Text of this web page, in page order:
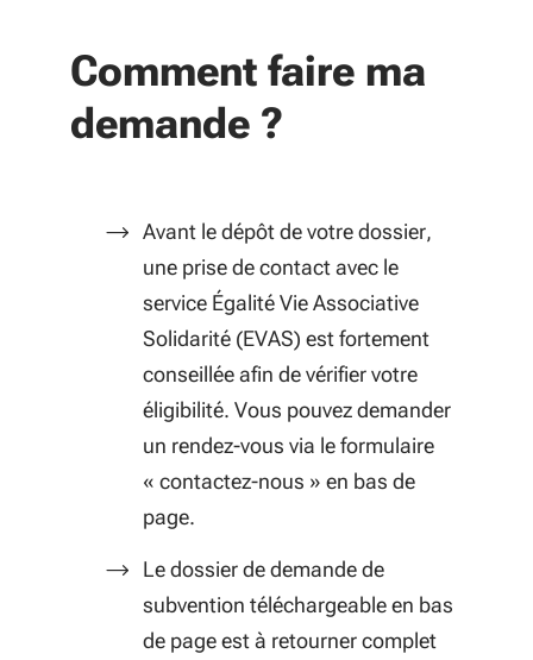
Comment faire ma
demande ?
Avant le dépôt de votre dossier,
une prise de contact avec le
service Égalité Vie Associative
Solidarité (EVAS) est fortement
conseillée afin de vérifier votre
éligibilité. Vous pouvez demander
un rendez-vous via le formulaire
« contactez-nous » en bas de
page.
Le dossier de demande de
subvention téléchargeable en bas
de page est à retourner complet